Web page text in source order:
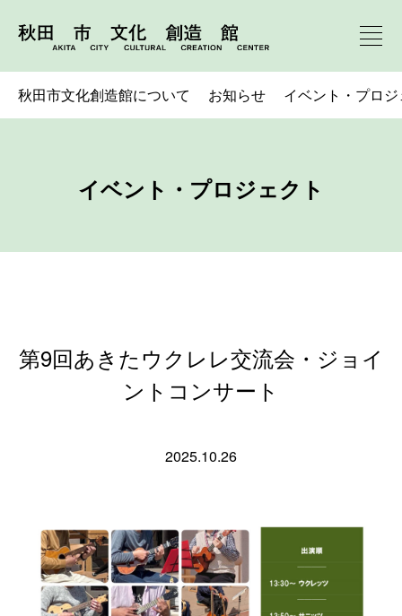
秋田市文化創造館について お知らせ イベント・プロ
イベント・プロジェクト
第9回あきたウクレレ交流会・ジョイ
ントコンサート
2025.10.26